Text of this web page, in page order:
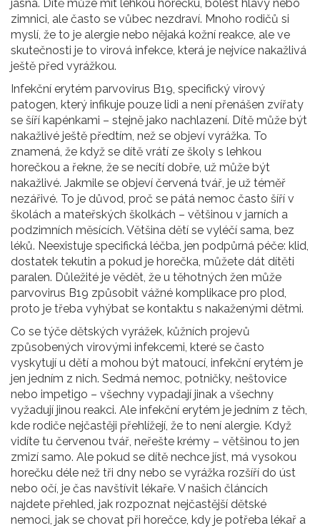
jasná. Dítě může mít lehkou horečku, bolest hlavy nebo
zimnici, ale často se vůbec nezdraví. Mnoho rodičů si
myslí, že to je alergie nebo nějaká kožní reakce, ale ve
skutečnosti je to virová infekce, která je nejvíce nakažlivá
ještě před vyrážkou.
Infekční erytém parvovirus B19, specifický virový
patogen, který infikuje pouze lidi a není přenášen zvířaty
se šíří kapénkami – stejně jako nachlazení. Dítě může být
nakažlivé ještě předtím, než se objeví vyrážka. To
znamená, že když se dítě vrátí ze školy s lehkou
horečkou a řekne, že se necítí dobře, už může být
nakažlivé. Jakmile se objeví červená tvář, je už téměř
nezářivé. To je důvod, proč se pátá nemoc často šíří v
školách a mateřských školkách – většinou v jarních a
podzimních měsících. Většina dětí se vyléčí sama, bez
léků. Neexistuje specifická léčba, jen podpůrná péče: klid,
dostatek tekutin a pokud je horečka, můžete dát dítěti
paralen. Důležité je vědět, že u těhotných žen může
parvovirus B19 způsobit vážné komplikace pro plod,
proto je třeba vyhýbat se kontaktu s nakaženými dětmi.
Co se týče dětských vyrážek, kůžních projevů
způsobených virovými infekcemi, které se často
vyskytují u dětí a mohou být matoucí, infekční erytém je
jen jedním z nich. Sedmá nemoc, potničky, neštovice
nebo impetigo – všechny vypadají jinak a všechny
vyžadují jinou reakci. Ale infekční erytém je jedním z těch,
kde rodiče nejčastěji přehlížejí, že to není alergie. Když
vidíte tu červenou tvář, neřešte krémy – většinou to jen
zmizí samo. Ale pokud se dítě nechce jíst, má vysokou
horečku déle než tři dny nebo se vyrážka rozšíří do úst
nebo očí, je čas navštívit lékaře. V našich článcích
najdete přehled, jak rozpoznat nejčastější dětské
nemoci, jak se chovat při horečce, kdy je potřeba lékař a